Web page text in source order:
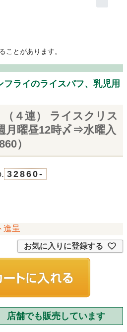
ことがあります。
ライのライスパフ、乳児用
４連） ライスクリス
月曜昼12時〆⇒水曜入
）
32860-
進呈
お気に入りに登録する
舗でも販売しています